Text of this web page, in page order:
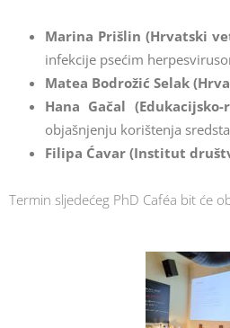
Marina Prišlin (Hrvatski
infekcije psećim
Matea Bodrožić Selak
Hana Gačal
objašnjenju korištenja
Filipa Ćavar (Institut
Termin sljedećeg PhD Caféa bit će